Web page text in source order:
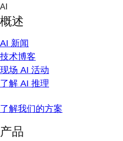
Skip
content
AI
概述
AI 新闻
技术博客
现场 AI 活动
了解 AI 推理
了解我们的方案
产品